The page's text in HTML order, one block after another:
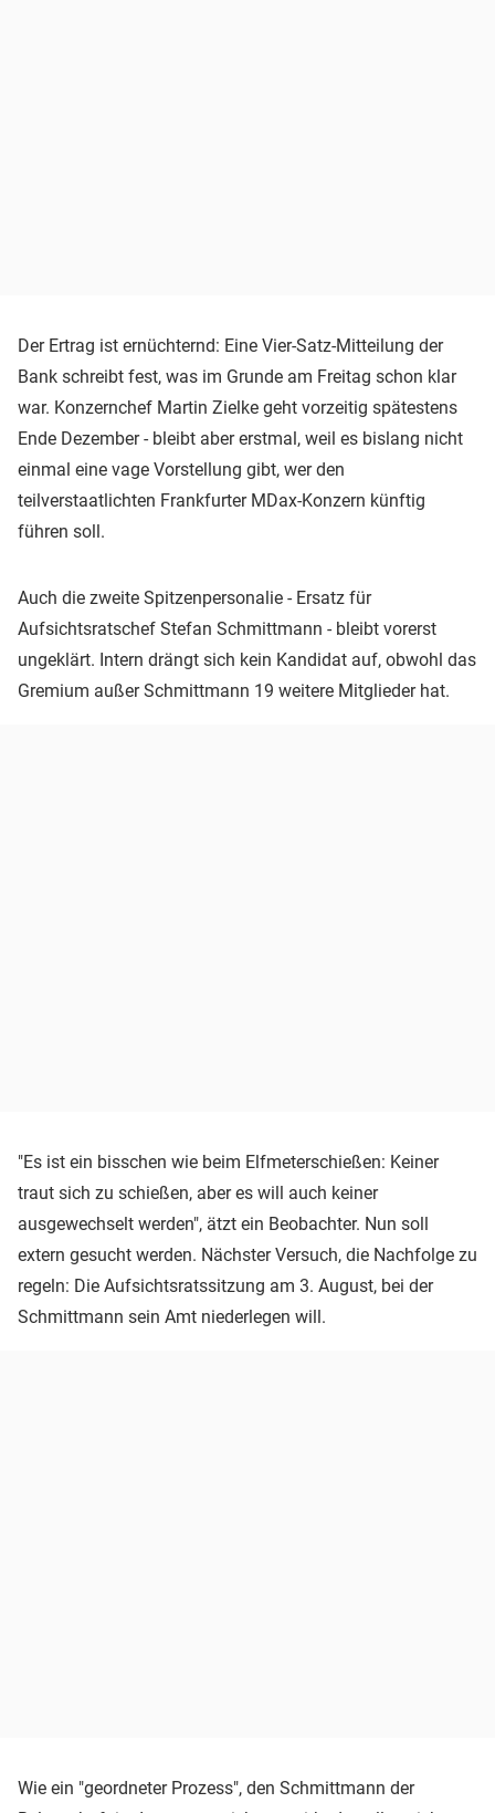
Der Ertrag ist ernüchternd: Eine Vier-Satz-Mitteilung der
Bank schreibt fest, was im Grunde am Freitag schon klar
war. Konzernchef Martin Zielke geht vorzeitig spätestens
Ende Dezember - bleibt aber erstmal, weil es bislang nicht
einmal eine vage Vorstellung gibt, wer den
teilverstaatlichten Frankfurter MDax-Konzern künftig
führen soll.
Auch die zweite Spitzenpersonalie - Ersatz für
Aufsichtsratschef Stefan Schmittmann - bleibt vorerst
ungeklärt. Intern drängt sich kein Kandidat auf, obwohl das
Gremium außer Schmittmann 19 weitere Mitglieder hat.
"Es ist ein bisschen wie beim Elfmeterschießen: Keiner
traut sich zu schießen, aber es will auch keiner
ausgewechselt werden", ätzt ein Beobachter. Nun soll
extern gesucht werden. Nächster Versuch, die Nachfolge zu
regeln: Die Aufsichtsratssitzung am 3. August, bei der
Schmittmann sein Amt niederlegen will.
Wie ein "geordneter Prozess", den Schmittmann der